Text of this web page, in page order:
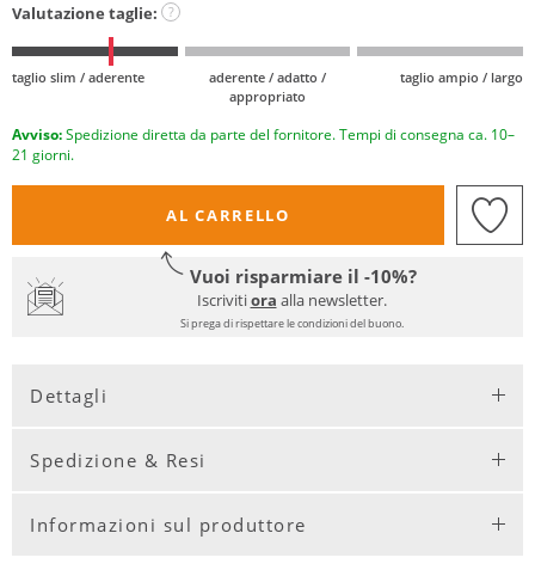
Valutazione taglie: ?
taglio slim / aderente
aderente / adatto /
appropriato
taglio ampio / largo
Avviso: Spedizione diretta da parte del fornitore. Tempi di consegna ca. 10–
21 giorni.
AL CARRELLO
Vuoi risparmiare il -10%?
Iscrivitiora alla newsletter.
Si prega di rispettare le condizioni del buono.
Dettagli
Spedizione & Resi
Informazioni sul produttore